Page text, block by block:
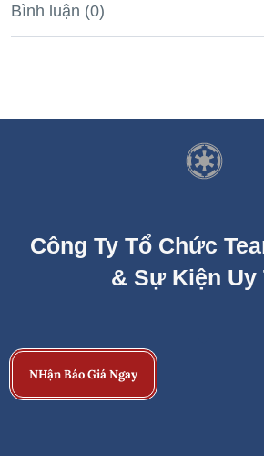
Bình luận (0)
Công Ty Tổ Chức
& Sự Kiện Uy
NHận Báo Giá Ngay